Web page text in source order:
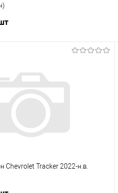
Сравнение
Под заказ
Chevrolet Tracker 2022-н.в.